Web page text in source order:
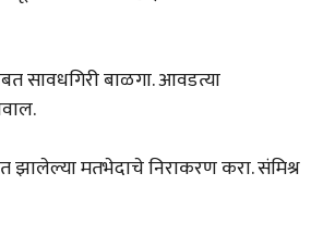
सावधगिरी बाळगा. आवडत्या
झालेल्या मतभेदाचे निराकरण करा. संमिश्र